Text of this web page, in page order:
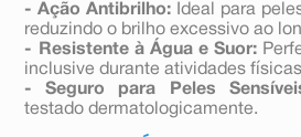
- Ação Antibrilho:
Ideal para
reduzindo o brilho excessivo ao
- Resistente à Água e Suor:
inclusive durante atividades
- Seguro para Peles
testado dermatologicamente.